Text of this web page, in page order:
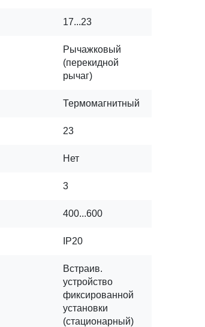
17...23
Рычажковый
(перекидной
рычаг)
Термомагнитный
23
Нет
3
400...600
IP20
Встраив.
устройство
фиксированной
установки
(стационарный)